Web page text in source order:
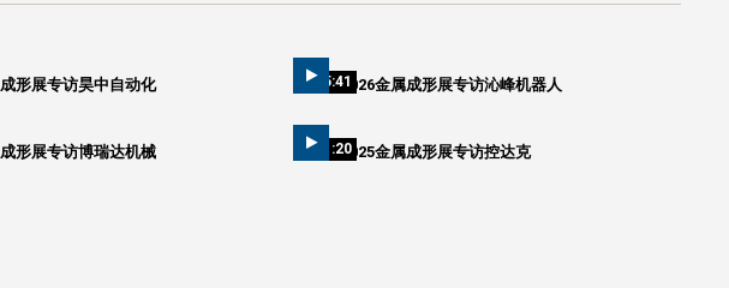
形展专访昊中自动化 05:412026金属成形展专访沁峰机器人
形展专访博瑞达机械 01:202025金属成形展专访控达克